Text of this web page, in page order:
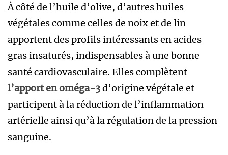
À côté de l’huile d’olive, d’autres huiles
végétales comme celles de noix et de lin
apportent des profils intéressants en acides
gras insaturés, indispensables à une bonne
santé cardiovasculaire. Elles complètent
l’apport en oméga-3d’origine végétale et
participent à la réduction de l’inflammation
artérielle ainsi qu’à la régulation de la pression
sanguine.